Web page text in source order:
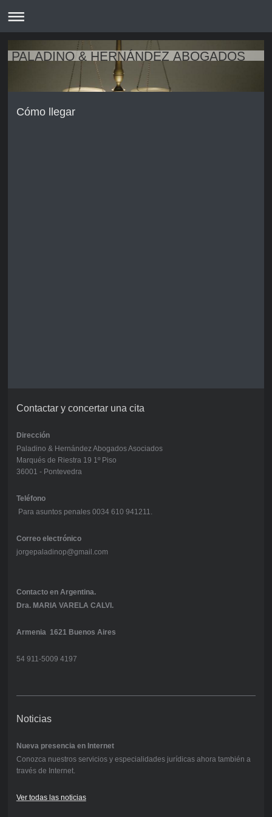
PALADINO & HERNÁNDEZ ABOGADOS
Cómo llegar
Contactar y concertar una cita
Dirección
Paladino & Hernández Abogados Asociados
Marqués de Riestra 19 1º Piso
36001 - Pontevedra
Teléfono
Para asuntos penales 0034 610 941211.
Correo electrónico
jorgepaladinop@gmail.com
Contacto en Argentina.
Dra. MARIA VARELA CALVI.
Armenia 1621 Buenos Aires
54 911-5009 4197
Noticias
Nueva presencia en Internet
Conozca nuestros servicios y especialidades jurídicas ahora también a
través de Internet.
Ver todas las noticias